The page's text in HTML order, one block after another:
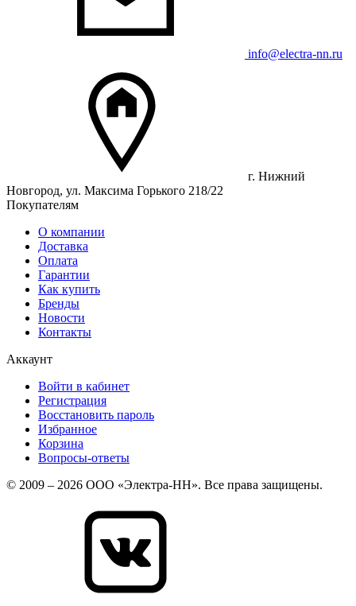
info@electra-nn.ru
г. Нижний
Новгород, ул. Максима Горького 218/22
Покупателям
О компании
Доставка
Оплата
Гарантии
Как купить
Бренды
Новости
Контакты
Аккаунт
Войти в кабинет
Регистрация
Восстановить пароль
Избранное
Корзина
Вопросы-ответы
© 2009 – 2026 ООО «Электра-НН». Все права защищены.